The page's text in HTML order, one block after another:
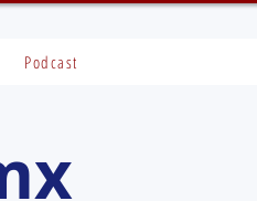
Podcast